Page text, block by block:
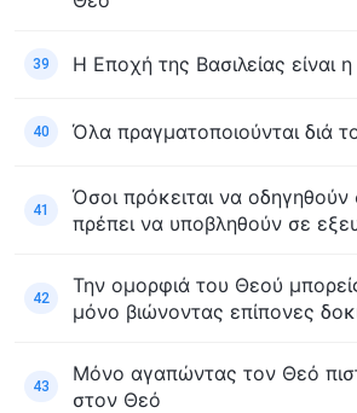
39 Η Εποχή της Βασιλείας είναι
40 Όλα πραγματοποιούνται διά
41
Όσοι πρόκειται να οδηγηθούν
πρέπει να υποβληθούν σε
42
Την ομορφιά του Θεού
μόνο βιώνοντας επίπονες
43
Μόνο αγαπώντας τον Θεό
στον Θεό